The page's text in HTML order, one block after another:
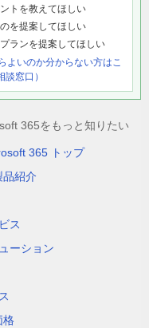
トを教えてほしい
を提案してほしい
ランを提案してほしい
よいのか分からない方はこ
窓口）
365をもっと知りたい
365 トップ
紹介
ス
ーション
格